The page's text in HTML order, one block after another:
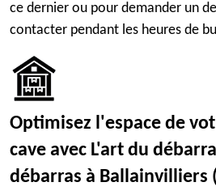
ce dernier ou pour demander un
contacter pendant les heures de
Optimisez l'espace de
cave avec L'art du
débarras à Ballainvilliers